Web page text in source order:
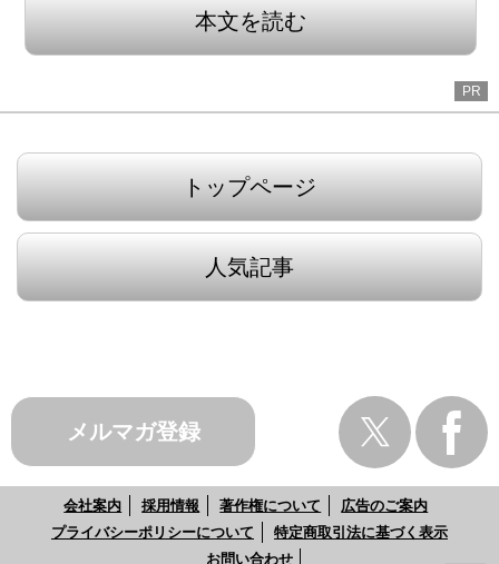
本文を読む
PR
トップページ
人気記事
メルマガ登録
会社案内 採用情報 著作権について
広告のご案内
プライバシーポリシーについて
特定商取引法に基づく表示
お問い合わせ